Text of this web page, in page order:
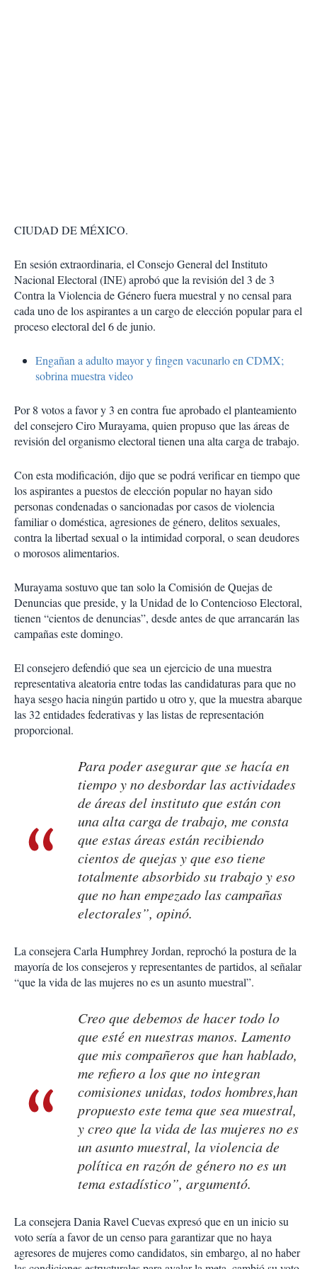
CIUDAD DE MÉXICO.
En sesión extraordinaria, el Consejo General del Instituto
Nacional Electoral (INE) aprobó que la revisión del 3 de 3
Contra la Violencia de Género fuera muestral y no censal para
cada uno de los aspirantes a un cargo de elección popular para el
proceso electoral del 6 de junio.
Engañan a adulto mayor y fingen vacunarlo en CDMX;
sobrina muestra video
Por 8 votos a favor y 3 en contra fue aprobado el planteamiento
del consejero Ciro Murayama, quien propuso que las áreas de
revisión del organismo electoral tienen una alta carga de trabajo.
Con esta modificación, dijo que se podrá verificar en tiempo que
los aspirantes a puestos de elección popular no hayan sido
personas condenadas o sancionadas por casos de violencia
familiar o doméstica, agresiones de género, delitos sexuales,
contra la libertad sexual o la intimidad corporal, o sean deudores
o morosos alimentarios.
Murayama sostuvo que tan solo la Comisión de Quejas de
Denuncias que preside, y la Unidad de lo Contencioso Electoral,
tienen “cientos de denuncias”, desde antes de que arrancarán las
campañas este domingo.
El consejero defendió que sea un ejercicio de una muestra
representativa aleatoria entre todas las candidaturas para que no
haya sesgo hacia ningún partido u otro y, que la muestra abarque
las 32 entidades federativas y las listas de representación
proporcional.
Para poder asegurar que se hacía en
tiempo y no desbordar las actividades
de áreas del instituto que están con
una alta carga de trabajo, me consta
que estas áreas están recibiendo
cientos de quejas y que eso tiene
totalmente absorbido su trabajo y eso
que no han empezado las campañas
electorales”, opinó.
La consejera Carla Humphrey Jordan, reprochó la postura de la
mayoría de los consejeros y representantes de partidos, al señalar
“que la vida de las mujeres no es un asunto muestral”.
Creo que debemos de hacer todo lo
que esté en nuestras manos. Lamento
que mis compañeros que han hablado,
me refiero a los que no integran
comisiones unidas, todos hombres,han
propuesto este tema que sea muestral,
y creo que la vida de las mujeres no es
un asunto muestral, la violencia de
política en razón de género no es un
tema estadístico”, argumentó.
La consejera Dania Ravel Cuevas expresó que en un inicio su
voto sería a favor de un censo para garantizar que no haya
agresores de mujeres como candidatos, sin embargo, al no haber